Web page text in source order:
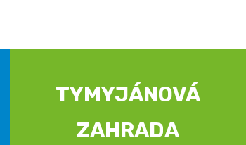
TYMYJÁNOVÁ
ZAHRADA